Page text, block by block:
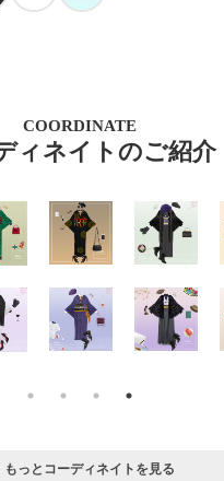
COORDINATE
ィネイトのご紹介
もっとコーディネイトを見る